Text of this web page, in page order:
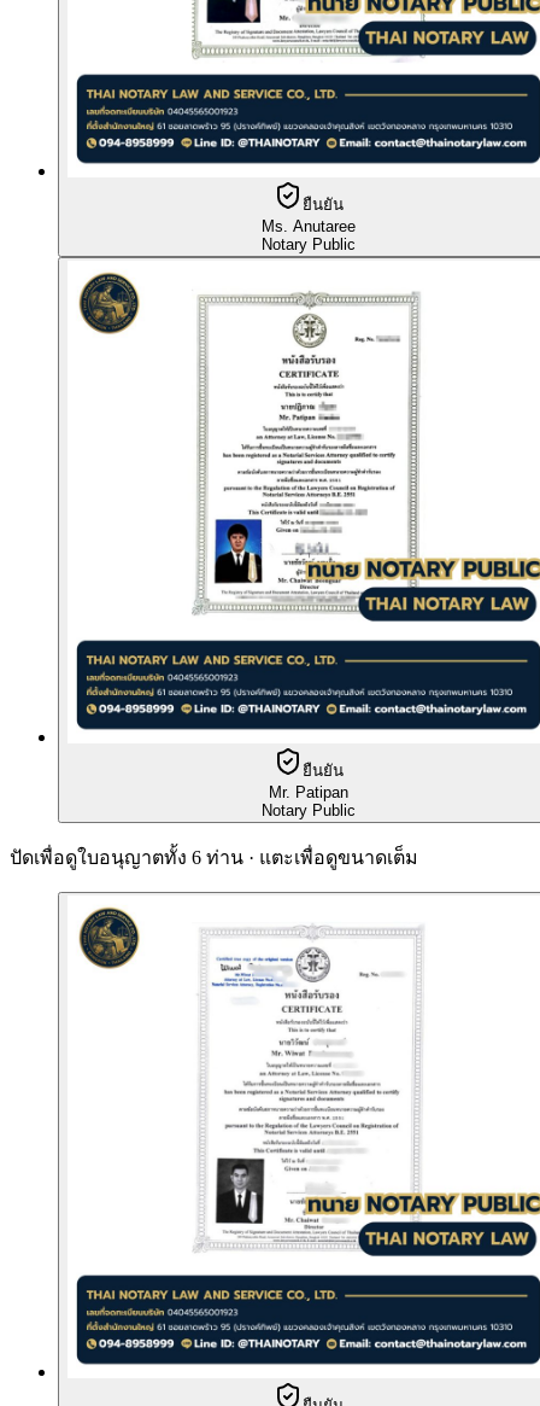
ยืนยัน
Ms. Anutaree
Notary Public
ยืนยัน
Mr. Patipan
Notary Public
ปัดเพื่อดูใบอนุญาตทั้ง 6 ท่าน · แตะเพื่อดูขนาดเต็ม